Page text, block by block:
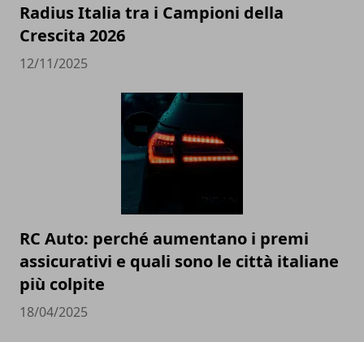
Radius Italia tra i Campioni della
Crescita 2026
12/11/2025
RC Auto: perché aumentano i premi
assicurativi e quali sono le città italiane
più colpite
18/04/2025